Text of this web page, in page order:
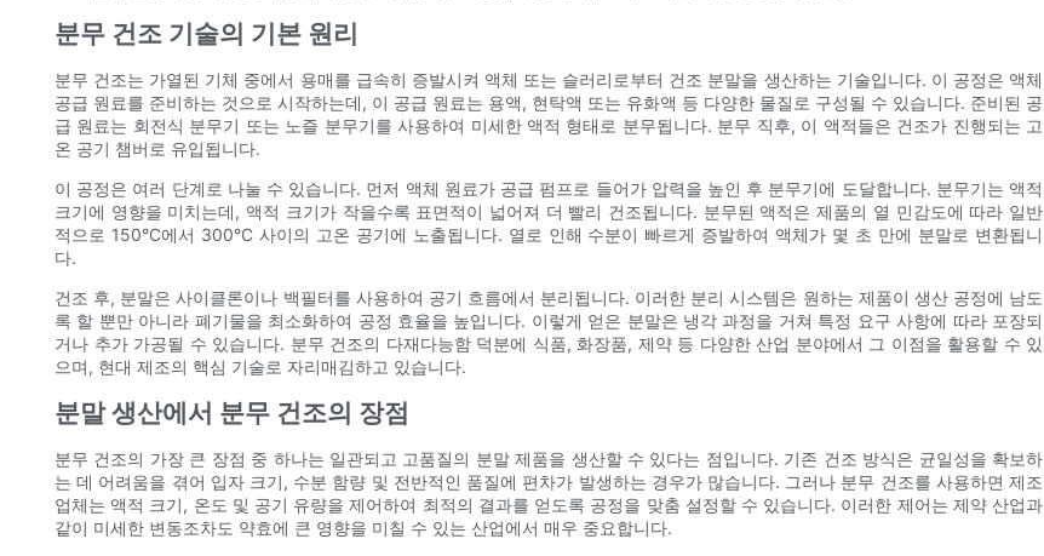
분무 건조 기술의 기본 원리
분무 건조는 가열된 기체 중에서 용매를 급속히 증발시켜 액체 또는 슬러리로부터 건조 분말을 생산하는 기술입니다. 이 공정은 액체
공급 원료를 준비하는 것으로 시작하는데, 이 공급 원료는 용액, 현탁액 또는 유화액 등 다양한 물질로 구성될 수 있습니다. 준비된 공
급 원료는 회전식 분무기 또는 노즐 분무기를 사용하여 미세한 액적 형태로 분무됩니다. 분무 직후, 이 액적들은 건조가 진행되는 고
온 공기 챔버로 유입됩니다.
이 공정은 여러 단계로 나눌 수 있습니다. 먼저 액체 원료가 공급 펌프로 들어가 압력을 높인 후 분무기에 도달합니다. 분무기는 액적
크기에 영향을 미치는데, 액적 크기가 작을수록 표면적이 넓어져 더 빨리 건조됩니다. 분무된 액적은 제품의 열 민감도에 따라 일반
적으로 150°C에서 300°C 사이의 고온 공기에 노출됩니다. 열로 인해 수분이 빠르게 증발하여 액체가 몇 초 만에 분말로 변환됩니
다.
건조 후, 분말은 사이클론이나 백필터를 사용하여 공기 흐름에서 분리됩니다. 이러한 분리 시스템은 원하는 제품이 생산 공정에 남도
록 할 뿐만 아니라 폐기물을 최소화하여 공정 효율을 높입니다. 이렇게 얻은 분말은 냉각 과정을 거쳐 특정 요구 사항에 따라 포장되
거나 추가 가공될 수 있습니다. 분무 건조의 다재다능함 덕분에 식품, 화장품, 제약 등 다양한 산업 분야에서 그 이점을 활용할 수 있
으며, 현대 제조의 핵심 기술로 자리매김하고 있습니다.
분말 생산에서 분무 건조의 장점
분무 건조의 가장 큰 장점 중 하나는 일관되고 고품질의 분말 제품을 생산할 수 있다는 점입니다. 기존 건조 방식은 균일성을 확보하
는 데 어려움을 겪어 입자 크기, 수분 함량 및 전반적인 품질에 편차가 발생하는 경우가 많습니다. 그러나 분무 건조를 사용하면 제조
업체는 액적 크기, 온도 및 공기 유량을 제어하여 최적의 결과를 얻도록 공정을 맞춤 설정할 수 있습니다. 이러한 제어는 제약 산업과
같이 미세한 변동조차도 약효에 큰 영향을 미칠 수 있는 산업에서 매우 중요합니다.